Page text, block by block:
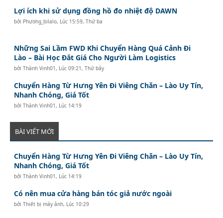
Lợi ích khi sử dụng đồng hồ đo nhiệt độ DAWN
bởi Phương_bilalo, Lúc 15:59, Thứ ba
Những Sai Lầm FWD Khi Chuyển Hàng Quá Cảnh Đi
Lào – Bài Học Đắt Giá Cho Người Làm Logistics
bởiThành Vinh01 , Lúc 09:21, Thứ bảy
Chuyển Hàng Từ Hưng Yên Đi Viêng Chăn – Lào Uy Tín,
Nhanh Chóng, Giá Tốt
bởiThành Vinh01 , Lúc 14:19
BÀI VIẾT MỚI
Chuyển Hàng Từ Hưng Yên Đi Viêng Chăn – Lào Uy Tín,
Nhanh Chóng, Giá Tốt
bởiThành Vinh01 , Lúc 14:19
Có nên mua cửa hàng bán tóc giả nước ngoài
bởiThiết bị máy ảnh, Lúc 10:29